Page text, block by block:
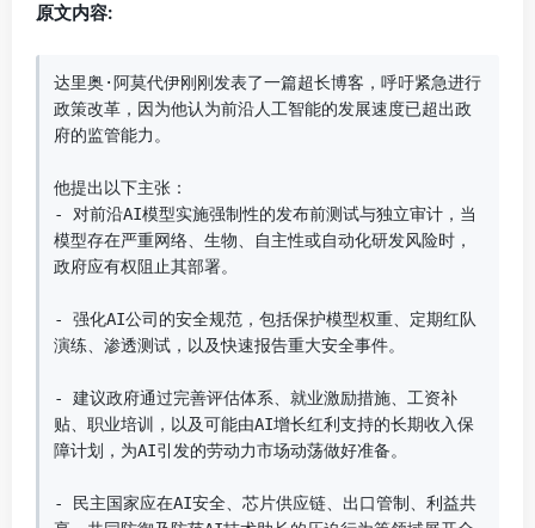
原文内容:
达里奥·阿莫代伊刚刚发表了一篇超长博客，呼吁紧急进行
政策改革，因为他认为前沿人工智能的发展速度已超出政
府的监管能力。
他提出以下主张：
- 对前沿AI模型实施强制性的发布前测试与独立审计，当
模型存在严重网络、生物、自主性或自动化研发风险时，
政府应有权阻止其部署。
- 强化AI公司的安全规范，包括保护模型权重、定期红队
演练、渗透测试，以及快速报告重大安全事件。
- 建议政府通过完善评估体系、就业激励措施、工资补
贴、职业培训，以及可能由AI增长红利支持的长期收入保
障计划，为AI引发的劳动力市场动荡做好准备。
- 民主国家应在AI安全、芯片供应链、出口管制、利益共